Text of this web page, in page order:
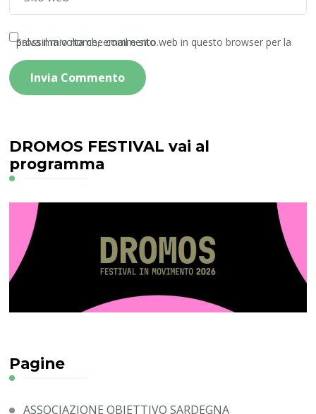
Salva il mio nome, email e sito web in questo browser per la prossima volta che commento.
DROMOS FESTIVAL vai al
programma
Pagine
ASSOCIAZIONE OBIETTIVO SARDEGNA